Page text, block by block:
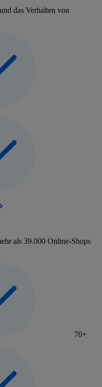
das Verhalten von
als 39.000 Online-Shops
70+